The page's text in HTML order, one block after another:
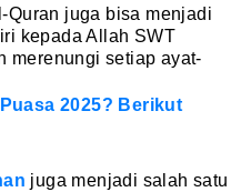
Quran juga bisa menjadi
kepada Allah SWT
merenungi setiap ayat-
2025? Berikut
juga menjadi salah satu